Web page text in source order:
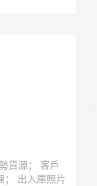
貨源； 客戶
； 出入庫照片